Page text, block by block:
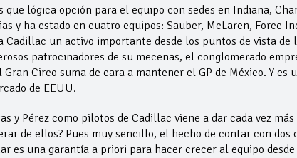
que lógica opción para el equipo con sedes en Indiana,
y ha estado en cuatro equipos: Sauber, McLaren, Force
Cadillac un activo importante desde los puntos de vista
patrocinadores de su mecenas, el conglomerado
Circo suma de cara a mantener el GP de México. Y es
de EEUU.
y Pérez como pilotos de Cadillac viene a dar cada vez
de ellos? Pues muy sencillo, el hecho de contar con dos
es una garantía a priori para hacer crecer al equipo